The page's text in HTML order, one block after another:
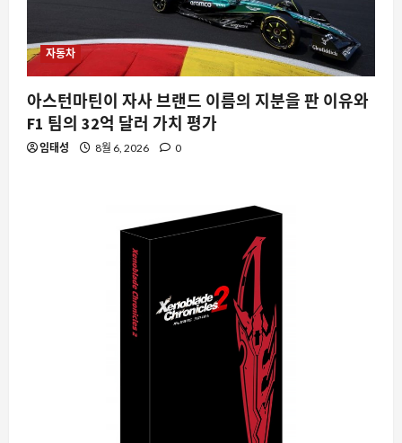
자동차
아스턴마틴이 자사 브랜드 이름의 지분을 판 이유와
F1 팀의 32억 달러 가치 평가
임태성 8월 6, 2026 0